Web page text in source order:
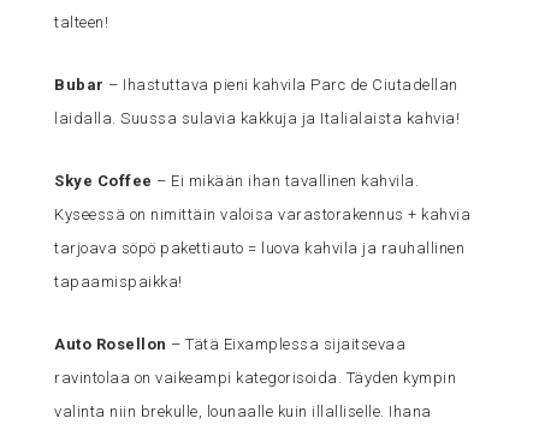
talteen!
Bubar – Ihastuttava pieni kahvila Parc de Ciutadellan
laidalla. Suussa sulavia kakkuja ja Italialaista kahvia!
Skye Coffee – Ei mikään ihan tavallinen kahvila.
Kyseessä on nimittäin valoisa varastorakennus + kahvia
tarjoava söpö pakettiauto = luova kahvila ja rauhallinen
tapaamispaikka!
Auto Rosellon – Tätä Eixamplessa sijaitsevaa
ravintolaa on vaikeampi kategorisoida. Täyden kympin
valinta niin brekulle, lounaalle kuin illalliselle. Ihana